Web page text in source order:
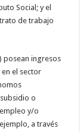
Social; y el
de trabajo
posean ingresos
el sector
o
y/o
a través